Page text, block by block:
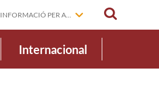
INFORMACIÓ PER A...
Internacional